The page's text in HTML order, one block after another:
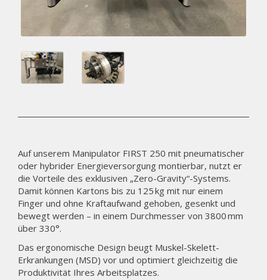
Auf unserem Manipulator FIRST 250 mit pneumatischer
oder hybrider Energieversorgung montierbar, nutzt er
die Vorteile des exklusiven „Zero-Gravity“-Systems.
Damit können Kartons bis zu 125 kg mit nur einem
Finger und ohne Kraftaufwand gehoben, gesenkt und
bewegt werden – in einem Durchmesser von 3800 mm
über 330°.
Das ergonomische Design beugt Muskel-Skelett-
Erkrankungen (MSD) vor und optimiert gleichzeitig die
Produktivität Ihres Arbeitsplatzes.